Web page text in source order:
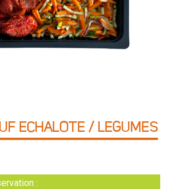
ECHALOTE / LEGUMES
: